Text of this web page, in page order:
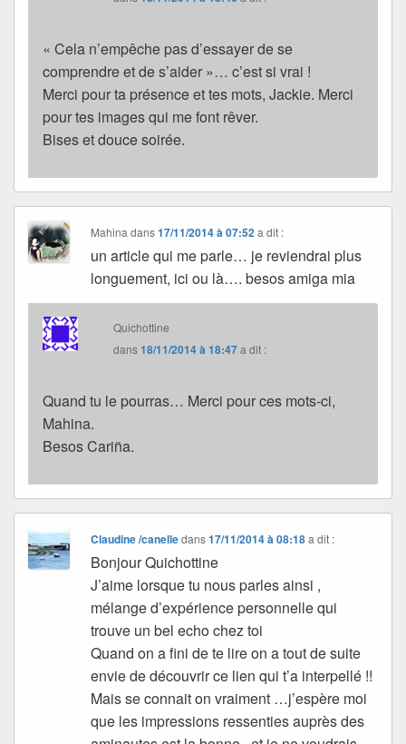
« Cela n’empêche pas d’essayer de se
comprendre et de s’aider »… c’est si vrai !
Merci pour ta présence et tes mots, Jackie. Merci
pour tes images qui me font rêver.
Bises et douce soirée.
Mahina dans17/11/2014 à 07:52 a dit :
un article qui me parle… je reviendrai plus
longuement, ici ou là…. besos amiga mia
Quichottine
dans18/11/2014 à 18:47a dit :
Quand tu le pourras… Merci pour ces mots-ci,
Mahina.
Besos Cariña.
Claudine /canelledans17/11/2014 à 08:18 a dit :
Bonjour Quichottine
J’aime lorsque tu nous parles ainsi ,
mélange d’expérience personnelle qui
trouve un bel echo chez toi
Quand on a fini de te lire on a tout de suite
envie de découvrir ce lien qui t’a interpellé !!
Mais se connait on vraiment …j’espère moi
que les impressions ressenties auprès des